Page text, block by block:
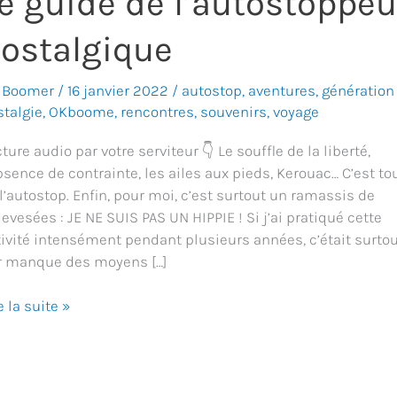
Boomer /16 janvier 2022 / autostop, aventures, génération
, OKboome, rencontres, souvenirs,voyage
audio par votre serviteur 👇 Le souffle de la liberté,
de contrainte, les ailes aux pieds, Kerouac… C’est
Enfin, pour moi, c’est surtout un ramassis de
: JE NE SUIS PAS UN HIPPIE ! Si j’ai pratiqué cette
intensément pendant plusieurs années, c’était
manque des moyens […]
la suite »